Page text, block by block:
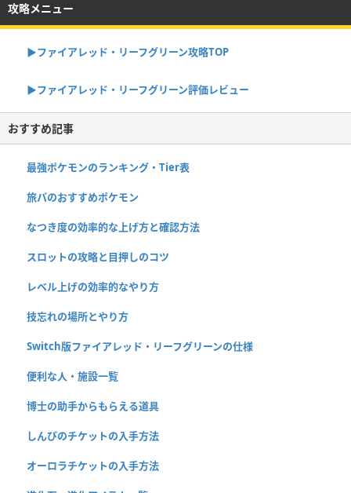
攻略メニュー
▶︎ファイアレッド・リーフグリーン攻略TOP
▶︎ファイアレッド・リーフグリーン評価レビュー
おすすめ記事
最強ポケモンのランキング・Tier表
旅パのおすすめポケモン
なつき度の効率的な上げ方と確認方法
スロットの攻略と目押しのコツ
レベル上げの効率的なやり方
技忘れの場所とやり方
Switch版ファイアレッド・リーフグリーンの仕様
便利な人・施設一覧
博士の助手からもらえる道具
しんぴのチケットの入手方法
オーロラチケットの入手方法